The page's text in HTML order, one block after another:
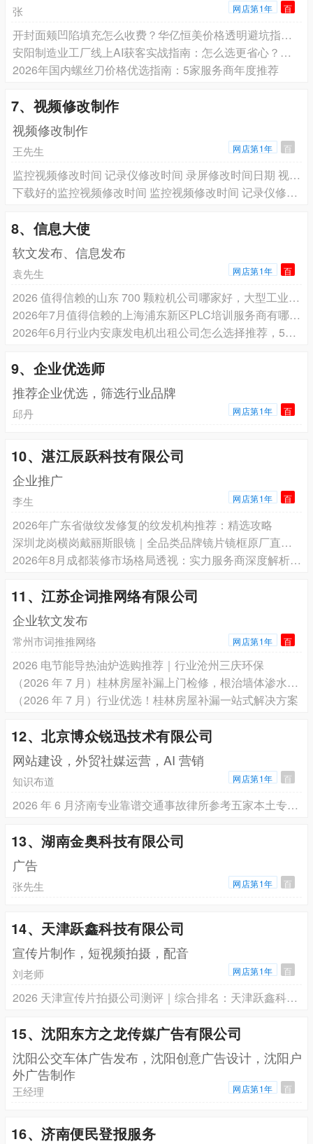
张 网店第1年 百
开封面颊凹陷填充怎么收费？华亿恒美价格透明避坑指南，帮你理清思路的单品牌深度拆解
安阳制造业工厂线上AI获客实战指南：怎么选更省心？热门对比测评与避坑宝典分享
2026年国内螺丝刀价格优选指南：5家服务商年度推荐
7、视频修改制作
视频修改制作
王先生 网店第1年 百
监控视频修改时间 记录仪修改时间 录屏修改时间日期 视频修改时间
下载好的监控视频修改时间 监控视频修改时间 记录仪修改时间 录屏修改时间日期 手机拍的视频添加监控时间 手机拍的视频修改监控时间
8、信息大使
软文发布、信息发布
袁先生 网店第1年 百
2026 值得信赖的山东 700 颗粒机公司哪家好，大型工业型、高密度生物质、定制环形模厂家选择指南
2026年7月值得信赖的上海浦东新区PLC培训服务商有哪些测评——西门子S7-1200/三菱FX5U/欧姆龙CP1H/倍福/施耐德M241等常见PLC培训服务商分析
2026年6月行业内安康发电机出租公司怎么选择推荐，50-2000kw静音/普通/发电车/ups电源车租赁供应商选择指南
9、企业优选师
推荐企业优选，筛选行业品牌
邱丹 网店第1年 百
10、湛江辰跃科技有限公司
企业推广
李生 网店第1年 百
2026年广东省做纹发修复的纹发机构推荐：精选攻略
深圳龙岗横岗戴丽斯眼镜｜全品类品牌镜片镜框原厂直供，溯源看得见，配镜质量售后双保障
2026年8月成都装修市场格局透视：实力服务商深度解析与选型指南
11、江苏企词推网络有限公司
企业软文发布
常州市词推推网络 网店第1年 百
2026 电节能导热油炉选购推荐｜行业沧州三庆环保
（2026 年 7 月）桂林房屋补漏上门检修，根治墙体渗水问题
（2026 年 7 月）行业优选！桂林房屋补漏一站式解决方案
12、北京博众锐迅技术有限公司
网站建设，外贸社媒运营，AI 营销
知识布道 网店第1年 百
2026 年 6 月济南专业靠谱交通事故律所参考五家本土专业靠谱优质机构详解
13、湖南金奥科技有限公司
广告
张先生 网店第1年 百
14、天津跃鑫科技有限公司
宣传片制作，短视频拍摄，配音
刘老师 网店第1年 百
2026 天津宣传片拍摄公司测评｜综合排名：天津跃鑫科技有限公司
15、沈阳东方之龙传媒广告有限公司
沈阳公交车体广告发布，沈阳创意广告设计，沈阳户
外广告制作
王经理 网店第1年 百
16、济南便民登报服务